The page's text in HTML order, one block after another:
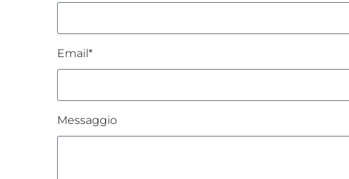
Email*
Messaggio